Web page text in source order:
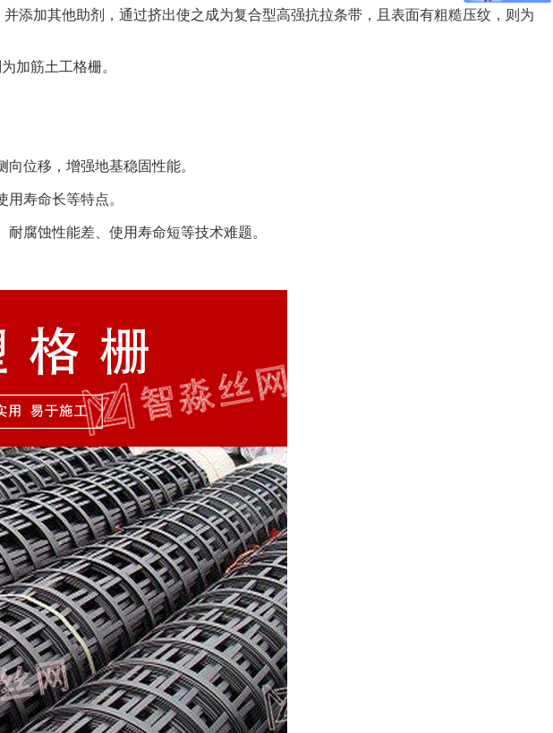
添加其他助剂，通过挤出使之成为复合型高强抗拉条带，且表面有粗糙压纹，则为
加筋土工格栅。
位移，增强地基稳固性能。
寿命长等特点。
腐蚀性能差、使用寿命短等技术难题。